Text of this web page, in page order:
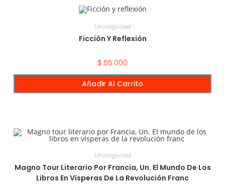
Uncategorized
Ficción Y Reflexión
$ 55.000
Añadir Al Carrito
Uncategorized
Magno Tour Literario Por Francia, Un. El Mundo De Los
Libros En Vísperas De La Revolución Franc